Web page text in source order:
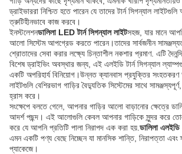
ড্রাইভাররা নিশ্চিত হতে পারেন যে তাদের টার্ন সিগন্যাল লাইটগুলি
ত্রুটিহীনভাবে কাজ করবে।
ইনস্টলেশনডালিলা LED টার্ন সিগন্যাল লাইটসহজ, যার মানে
আলো সিস্টেম আপগ্রেড করতে পারেন।তাদের সার্বজনীন
শ্রোতাদের সেবা করার লক্ষ্যে চিন্তাশীল নকশার প্রমাণ. এটি
বিশেষ ড্রাইভিং অবস্থার জন্য, এই এলইডি টার্ন সিগন্যাল
একটি অপরিহার্য বিনিয়োগ।উন্নত ক্যানবাস প্রযুক্তির
লাইটগুলি বেশিরভাগ গাড়ির বৈদ্যুতিক সিস্টেমের সাথে
হ্রাস করে।
সংক্ষেপে বলতে গেলে, আপনার গাড়ির আলো বাড়ানোর ক্ষেত্রে
আদর্শ পছন্দ। এই আলোগুলি কেবল আপনার গাড়িকে সুন্দর করে
করে যে আপনি প্রতিটি পালা নিরাপদ এক করা হয়. ডালিলা এলইডি
এমন একটি পণ্য বেছে নিচ্ছেন যা মানসিক শান্তি, নিরাপত্তা
প্যাকেজে।